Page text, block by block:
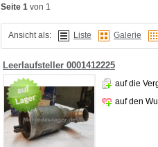
Seite 1 von 1
Ansicht als: Liste Galerie
Leerlaufsteller 0001412225
auf die
auf den